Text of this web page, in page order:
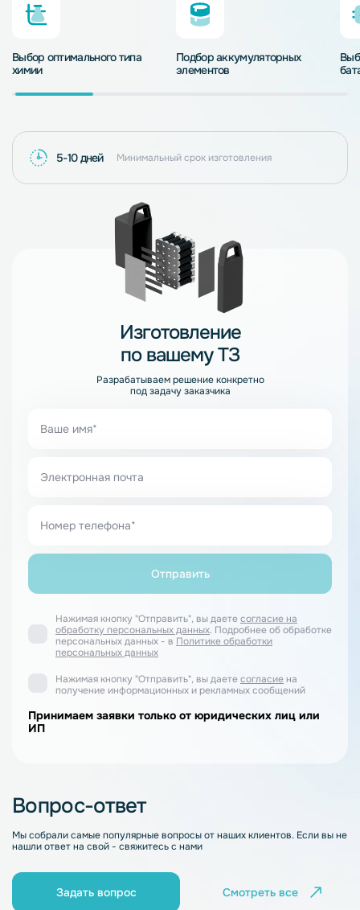
5-10 дней Минимальный срок изготовления
Выбор оптимального типа
химии
Подбор аккумуляторных
элементов
Изготовление
по вашему ТЗ
Разрабатываем решение конкретно
под задачу заказчика
Нажимая кнопку "Отправить", вы даетесогласие на
обработку персональных данных. Подробнее об обработке
персональных данных - в Политике обработки
персональных данных
Нажимая кнопку "Отправить", вы даетесогласие на
получение информационных и рекламных сообщений
Принимаем заявки только от юридических лиц или
ИП
Вопрос-ответ
Мы собрали самые популярные вопросы от наших клиентов. Если вы не
нашли ответ на свой - свяжитесь с нами
Задать вопрос Смотреть все